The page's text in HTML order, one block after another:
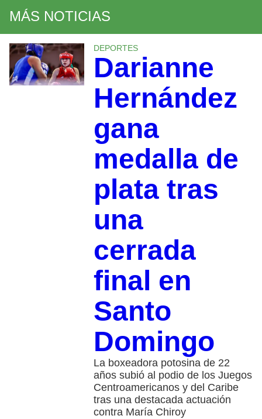
MÁS NOTICIAS
DEPORTES
Darianne
Hernández
gana
medalla de
plata tras
una
cerrada
final en
Santo
Domingo
La boxeadora potosina de 22
años subió al podio de los Juegos
Centroamericanos y del Caribe
tras una destacada actuación
contra María Chiroy